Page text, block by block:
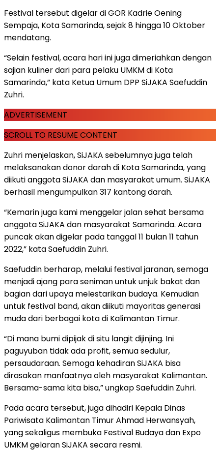
Festival tersebut digelar di GOR Kadrie Oening
Sempaja, Kota Samarinda, sejak 8 hingga 10 Oktober
mendatang.
“Selain festival, acara hari ini juga dimeriahkan dengan
sajian kuliner dari para pelaku UMKM di Kota
Samarinda,” kata Ketua Umum DPP SiJAKA Saefuddin
Zuhri.
ADVERTISEMENT
SCROLL TO RESUME CONTENT
Zuhri menjelaskan, SiJAKA sebelumnya juga telah
melaksanakan donor darah di Kota Samarinda, yang
diikuti anggota SiJAKA dan masyarakat umum. SiJAKA
berhasil mengumpulkan 317 kantong darah.
“Kemarin juga kami menggelar jalan sehat bersama
anggota SiJAKA dan masyarakat Samarinda. Acara
puncak akan digelar pada tanggal 11 bulan 11 tahun
2022,” kata Saefuddin Zuhri.
Saefuddin berharap, melalui festival jaranan, semoga
menjadi ajang para seniman untuk unjuk bakat dan
bagian dari upaya melestarikan budaya. Kemudian
untuk festival band, akan diikuti mayoritas generasi
muda dari berbagai kota di Kalimantan Timur.
“Di mana bumi dipijak di situ langit dijinjing. Ini
paguyuban tidak ada profit, semua sedulur,
persaudaraan. Semoga kehadiran SiJAKA bisa
dirasakan manfaatnya oleh masyarakat Kalimantan.
Bersama-sama kita bisa,” ungkap Saefuddin Zuhri.
Pada acara tersebut, juga dihadiri Kepala Dinas
Pariwisata Kalimantan Timur Ahmad Herwansyah,
yang sekaligus membuka Festival Budaya dan Expo
UMKM gelaran SiJAKA secara resmi.